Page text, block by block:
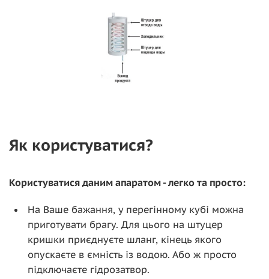
Як користуватися?
Користуватися даним апаратом - легко та просто:
На Ваше бажання, у перегінному кубі можна
приготувати брагу. Для цього на штуцер
кришки приєднуєте шланг, кінець якого
опускаєте в ємність із водою. Або ж просто
підключаєте гідрозатвор.